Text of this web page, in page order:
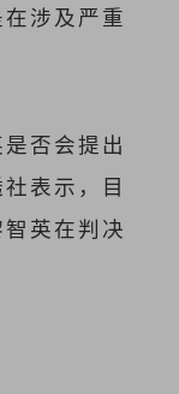
涉及严重
否会提出
表示，目
英在判决